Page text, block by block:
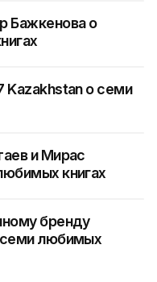
Бажкенова о
Kazakhstan о семи
и Мирас
книгах
бренду
любимых